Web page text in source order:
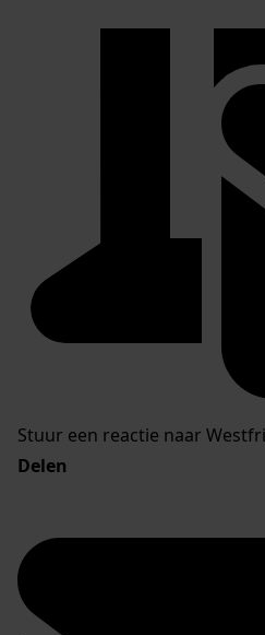
Stuur een reactie naar
Delen